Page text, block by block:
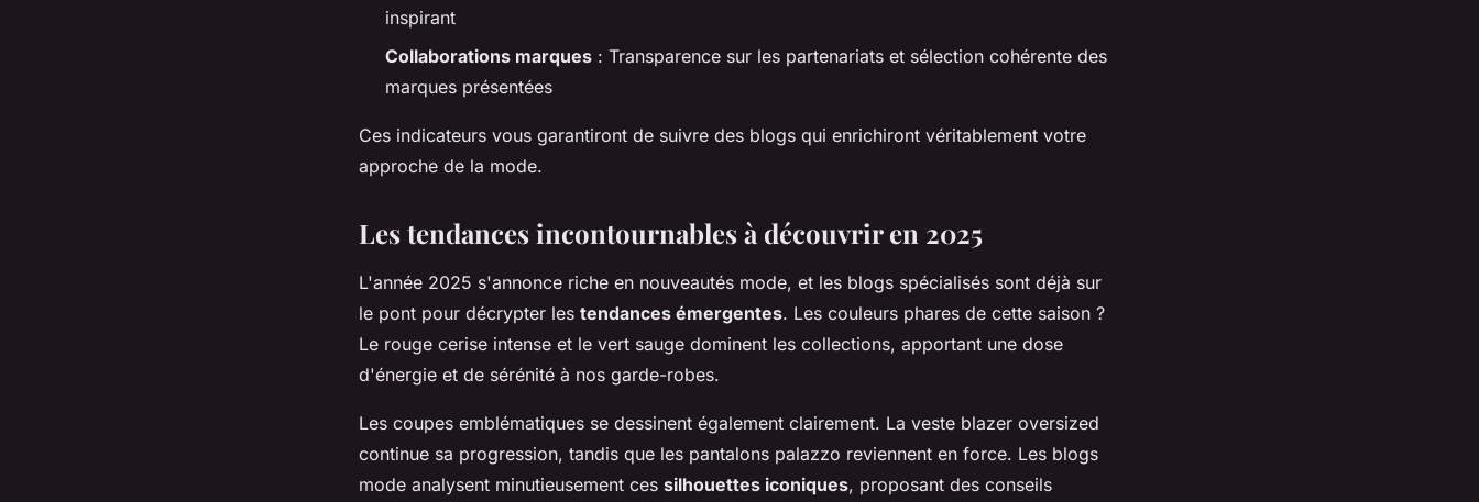
inspirant
Collaborations marques : Transparence sur les partenariats et sélection cohérente des
marques présentées
Ces indicateurs vous garantiront de suivre des blogs qui enrichiront véritablement votre
approche de la mode.
Les tendances incontournables à découvrir en 2025
L'année 2025 s'annonce riche en nouveautés mode, et les blogs spécialisés sont déjà sur
le pont pour décrypter les tendances émergentes. Les couleurs phares de cette saison ?
Le rouge cerise intense et le vert sauge dominent les collections, apportant une dose
d'énergie et de sérénité à nos garde-robes.
Les coupes emblématiques se dessinent également clairement. La veste blazer oversized
continue sa progression, tandis que les pantalons palazzo reviennent en force. Les blogs
mode analysent minutieusement ces silhouettes iconiques, proposant des conseils